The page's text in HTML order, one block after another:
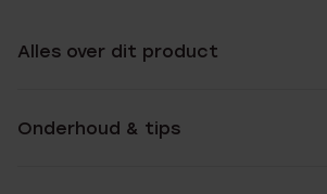
Alles over dit product
Onderhoud & tips